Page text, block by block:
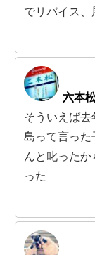
でリバイス、
六本
そういえば
島って言った
んと叱った
った